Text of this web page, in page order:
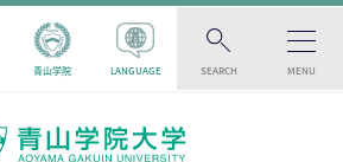
青山学院 LANGUAGE SEARCH MENU